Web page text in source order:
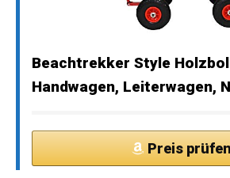
Beachtrekker Style
Handwagen, Leiterwagen,
Preis